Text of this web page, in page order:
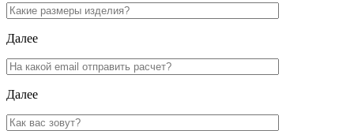
Далее
Далее